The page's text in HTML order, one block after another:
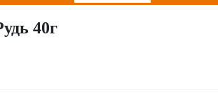
40г